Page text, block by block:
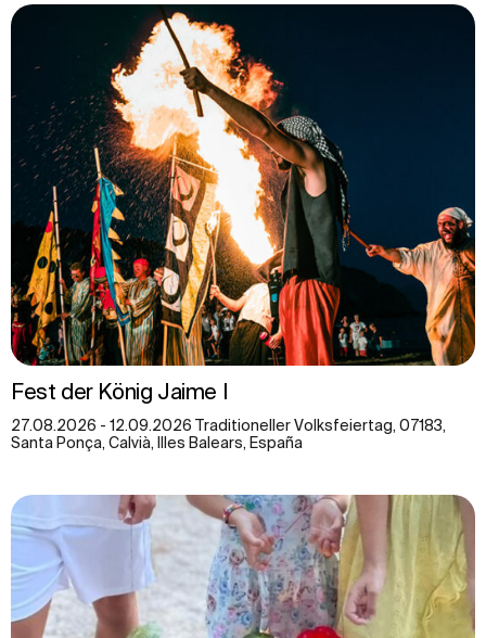
Fest der König Jaime I
27.08.2026 - 12.09.2026 Traditioneller Volksfeiertag, 07183,
Santa Ponça, Calvià, Illes Balears, España